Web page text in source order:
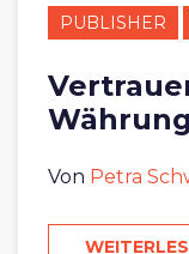
PUBLISHER
Von Petra